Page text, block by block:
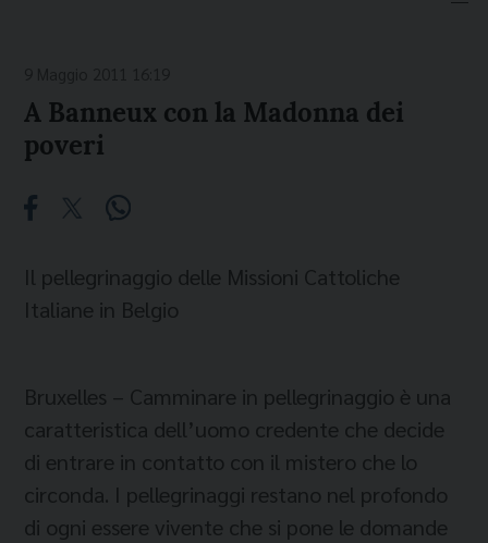
A Banneux con la Madonna dei
poveri
Il pellegrinaggio delle Missioni Cattoliche
Italiane in Belgio
Bruxelles – Camminare in pellegrinaggio è una
caratteristica dell’uomo credente che decide
di entrare in contatto con il mistero che lo
circonda. I pellegrinaggi restano nel profondo
di ogni essere vivente che si pone le domande